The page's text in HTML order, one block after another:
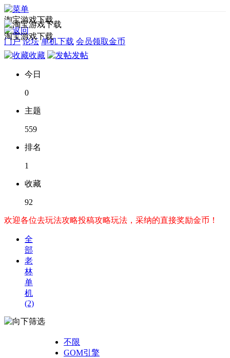
淘宝游戏下载
门户 论坛 单机下载 会员领取金币
淘宝游戏下载
收藏 发帖
今日
0
主题
559
排名
1
收藏
92
欢迎各位去玩法攻略投稿攻略玩法，采纳的直接奖励金币！
全
部
老
林
单
机
(2)
筛选
不限
GOM引擎